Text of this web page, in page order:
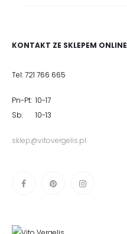
KONTAKT ZE SKLEPEM ONLINE
Tel: 721 766 665
Pn-Pt: 10-17
Sb: 10-13
sklep@vitovergelis.pl